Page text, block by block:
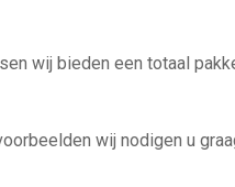
wij bieden een totaal
wij nodigen u